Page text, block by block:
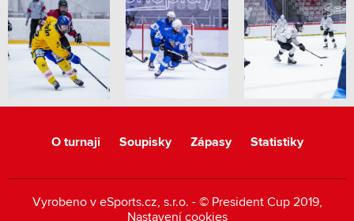
O turnaji Soupisky Zápasy Statistiky
Vyrobeno v eSports.cz, s.r.o. - © President Cup 2019,
Nastavení cookies